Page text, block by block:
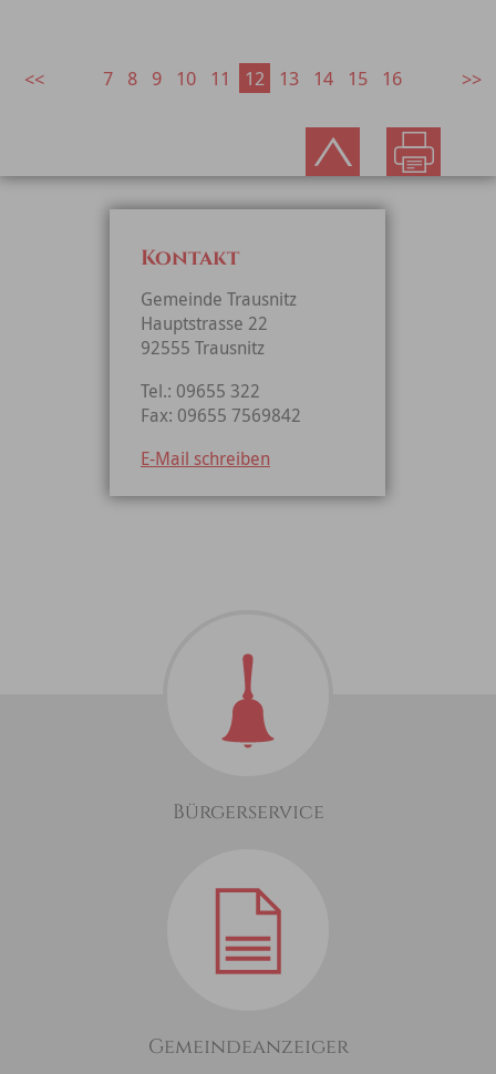
7 8 9 10 11 12 13 14 15 16
Kontakt
Gemeinde Trausnitz
Hauptstrasse 22
92555 Trausnitz
Tel.: 09655 322
Fax: 09655 7569842
E-Mail schreiben
Bürgerservice
Gemeindeanzeiger